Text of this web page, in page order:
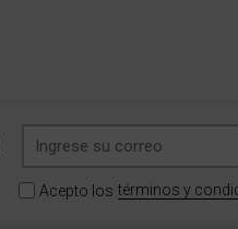
Acepto los términos y